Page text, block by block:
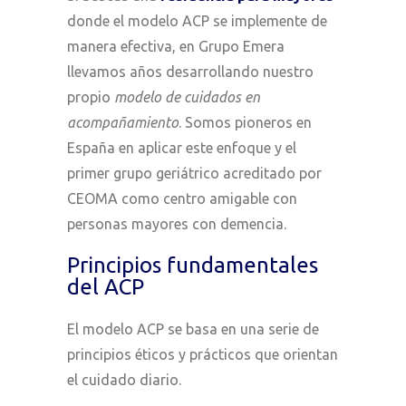
donde el modelo ACP se implemente de
manera efectiva, en Grupo Emera
llevamos años desarrollando nuestro
propio modelo de cuidados en
acompañamiento. Somos pioneros en
España en aplicar este enfoque y el
primer grupo geriátrico acreditado por
CEOMA como centro amigable con
personas mayores con demencia.
Principios fundamentales
del ACP
El modelo ACP se basa en una serie de
principios éticos y prácticos que orientan
el cuidado diario.